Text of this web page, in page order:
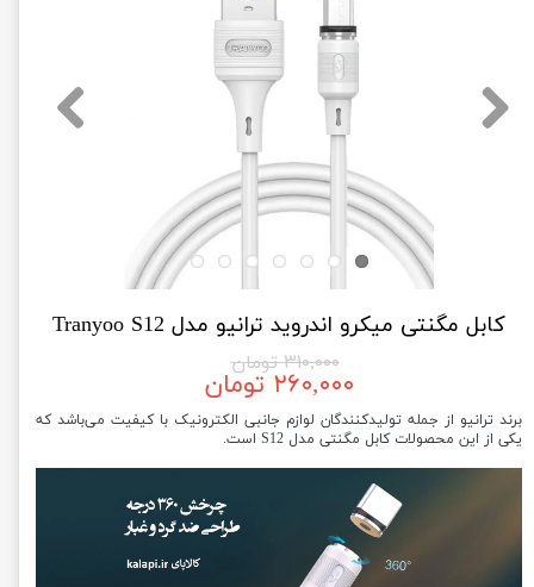
کابل مگنتی میکرو اندروید ترانیو مدل Tranyoo S12
۳۱۰,۰۰۰ تومان
۲۶۰,۰۰۰ تومان
برند ترانیو از جمله تولیدکنندگان لوازم جانبی الکترونیک با کیفیت می‌باشد که
یکی از این محصولات کابل مگنتی مدل S12 است.